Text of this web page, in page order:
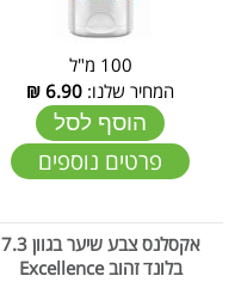
100 מ"ל
המחיר שלנו: 6.90
₪
הוסף לסל
פרטים נוספים
אקסלנס צבע שיער בגוון 7.3
בלונד זהוב Excellence